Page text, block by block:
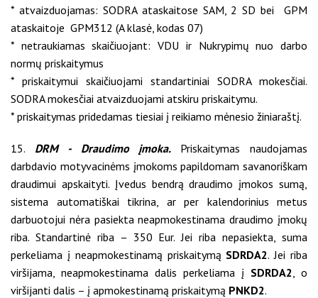
* atvaizduojamas: SODRA ataskaitose SAM, 2 SD bei GPM
ataskaitoje GPM312 (A klasė, kodas 07)
* netraukiamas skaičiuojant: VDU ir Nukrypimų nuo darbo
normų priskaitymus
* priskaitymui skaičiuojami standartiniai SODRA mokesčiai.
SODRA mokesčiai atvaizduojami atskiru priskaitymu.
* priskaitymas pridedamas tiesiai į reikiamo mėnesio žiniaraštį.
15. DRM - Draudimo įmoka. Priskaitymas naudojamas
darbdavio motyvacinėms įmokoms papildomam savanoriškam
draudimui apskaityti. Įvedus bendrą draudimo įmokos sumą,
sistema automatiškai tikrina, ar per kalendorinius metus
darbuotojui nėra pasiekta neapmokestinama draudimo įmokų
riba. Standartinė riba – 350 Eur. Jei riba nepasiekta, suma
perkeliama į neapmokestinamą priskaitymą SDRDA2. Jei riba
viršijama, neapmokestinama dalis perkeliama į SDRDA2, o
viršijanti dalis – į apmokestinamą priskaitymą PNKD2.